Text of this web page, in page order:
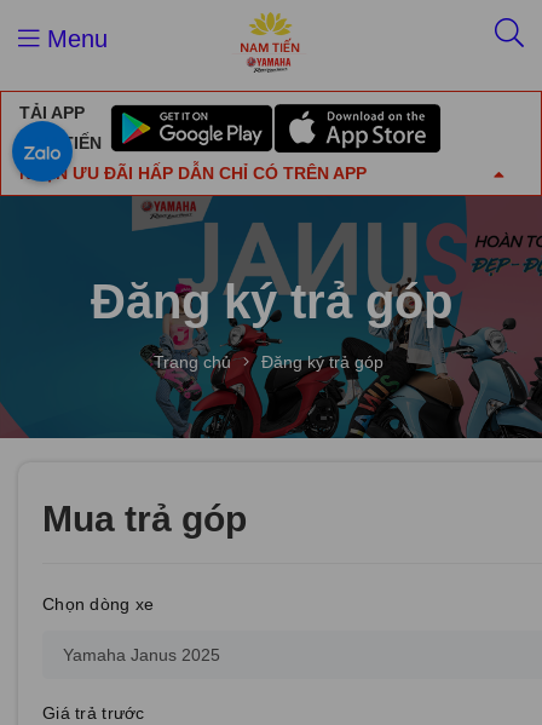
Menu
TẢI APP
NAM TIẾN
NHẬN ƯU ĐÃI HẤP DẪN CHỈ CÓ TRÊN APP
Đăng ký trả góp
Trang chủ Đăng ký trả góp
Mua trả góp
Chọn dòng xe
Giá trả trước